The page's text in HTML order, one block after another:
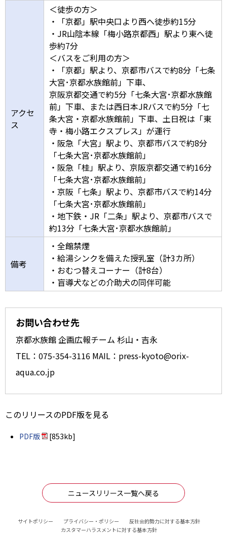
アクセ
ス
＜徒歩の方＞
・「京都」駅中央口より西へ徒歩約15分
・JR山陰本線「梅小路京都西」駅より東へ徒
歩約7分
＜バスをご利用の方＞
・「京都」駅より、京都市バスで約8分「七条
大宮･京都水族館前」下車、
京阪京都交通で約5分「七条大宮･京都水族館
前」下車、または西日本JRバスで約5分「七
条大宮・京都水族館前」下車、土日祝は「東
寺・梅小路エクスプレス」が運行
・阪急「大宮」駅より、京都市バスで約8分
「七条大宮･京都水族館前」
・阪急「桂」駅より、京阪京都交通で約16分
「七条大宮･京都水族館前」
・京阪「七条」駅より、京都市バスで約14分
「七条大宮･京都水族館前」
・地下鉄・JR「二条」駅より、京都市バスで
約13分「七条大宮･京都水族館前」
備考
・全館禁煙
・給湯シンクを備えた授乳室（計3カ所）
・おむつ替えコーナー（計8台）
・盲導犬などの介助犬の同伴可能
お問い合わせ先
京都水族館 企画広報チーム 杉山・吉永
TEL：075-354-3116 MAIL：press-kyoto@orix-
aqua.co.jp
このリリースのPDF版を見る
PDF版 [853kb]
ニュースリリース一覧へ戻る
サイトポリシー プライバシー・ポリシー
反社会的勢力に対する基本方針
カスタマーハラスメントに対する基本方針